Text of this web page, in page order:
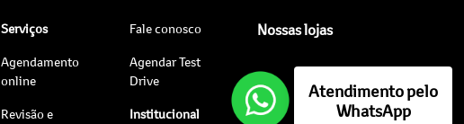
Serviços
Agendamento
online
Revisão e
Fale conosco
Agendar Test
Drive
Institucional
Nossas lojas
Atendimento pelo
WhatsApp